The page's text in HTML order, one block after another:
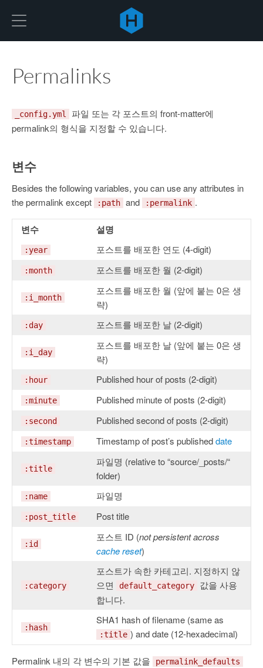
Permalinks
_config.yml
파일 또는 각 포스트의 front-matter에
permalink의 형식을 지정할 수 있습니다.
변수
Besides the following variables, you can use any attributes in
the permalink except
:path and :permalink .
변수 설명
:year 포스트를 배포한 연도 (4-digit)
:month 포스트를 배포한 월 (2-digit)
:i_month
포스트를 배포한 월 (앞에 붙는 0은 생
략)
:day 포스트를 배포한 날 (2-digit)
:i_day
포스트를 배포한 날 (앞에 붙는 0은 생
략)
:hour Published hour of posts (2-digit)
:minute Published minute of posts (2-digit)
:second Published second of posts (2-digit)
:timestamp Timestamp of post’s publisheddate
:title
파일명 (relative to “source/_posts/“
folder)
:name 파일명
:post_title Post title
:id
포스트 ID (not persistent across
cache reset)
:category
포스트가 속한 카테고리. 지정하지 않
으면
default_category
값을 사용
합니다.
:hash
SHA1 hash of filename (same as
:title ) and date (12-hexadecimal)
Permalink 내의 각 변수의 기본 값을 permalink_defaults